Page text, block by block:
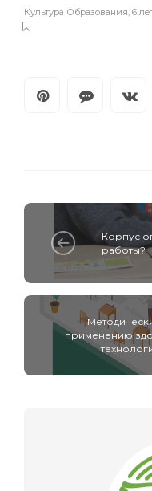
Культура Образования 6
Корпус
работы?
применению